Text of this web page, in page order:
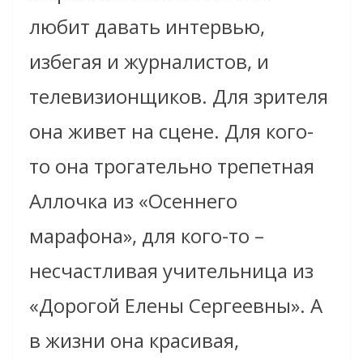
любит давать интервью,
избегая и журналистов, и
телевизионщиков. Для зрителя
она живет на сцене. Для кого-
то она трогательно трепетная
Аллочка из «Осеннего
марафона», для кого-то –
несчастливая учительница из
«Дорогой Елены Сергеевны». А
в жизни она красивая,